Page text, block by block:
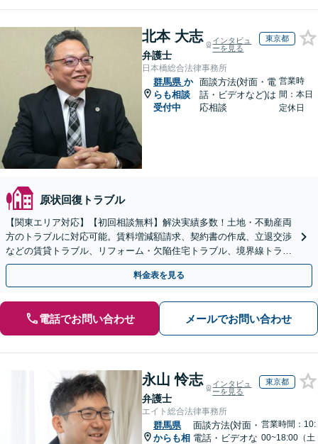
北本 大志
弁護士
インタビュ
ーを見る
東京都
日本橋総合法律事務所
群馬県 か
らも相談
受付中
面談方法(対面・電
話・ビデオなど)は
応相談
営業時
間：本日
定休日
原状回復トラブル
【関東エリア対応】【初回相談無料】解決実績多数！土地・不動産両
方のトラブルに対応可能。賃料増減額請求、契約書の作成、立退交渉
などの賃貸トラブル、リフォーム・欠陥住宅トラブル、境界線トラブ
ルはお任せください【休日・夜間相談可（要予約）】
料金表を見る
電話でお問い合わせ メールでお問い合わせ
永山 怜志
弁護士
インタビュ
ーを見る
東京都
エイト総合法律事務所
群馬県
からも相
面談方法(対面・
電話・ビデオな
営業時間：10:
00~18:00（土